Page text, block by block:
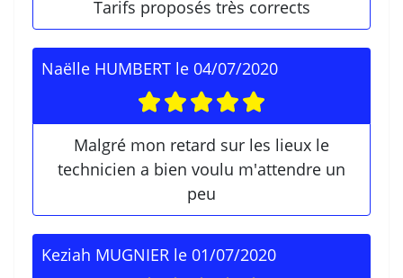
Tarifs proposés très corrects
Naëlle HUMBERT le 04/07/2020
Malgré mon retard sur les lieux le
technicien a bien voulu m'attendre un
peu
Keziah MUGNIER le 01/07/2020